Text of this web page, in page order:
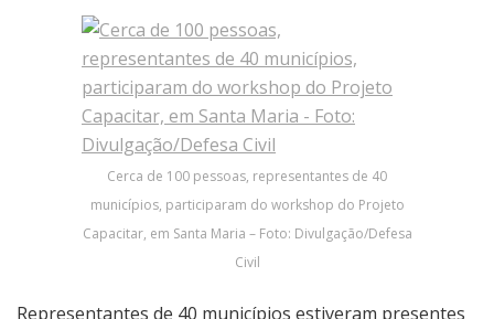
Cerca de 100 pessoas, representantes de 40
municípios, participaram do workshop do Projeto
Capacitar, em Santa Maria – Foto: Divulgação/Defesa
Civil
Representantes de 40 municípios estiveram presentes